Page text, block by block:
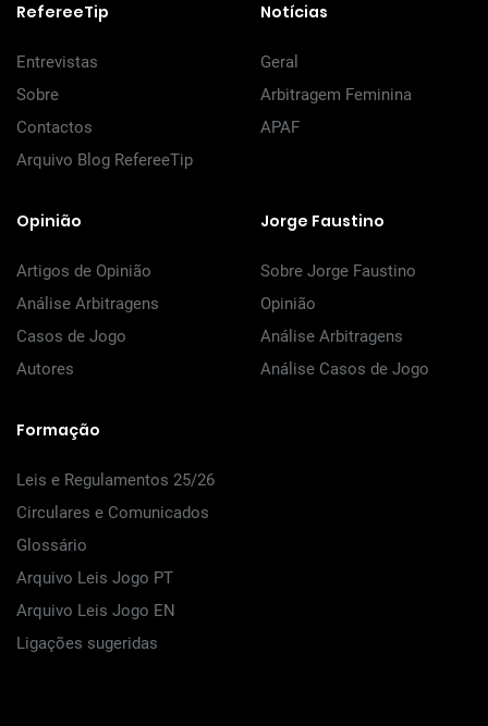
RefereeTip
Entrevistas
Sobre
Contactos
Arquivo Blog RefereeTip
Notícias
Geral
Arbitragem Feminina
APAF
Opinião
Artigos de Opinião
Análise Arbitragens
Casos de Jogo
Autores
Jorge Faustino
Sobre Jorge Faustino
Opinião
Análise Arbitragens
Análise Casos de Jogo
Formação
Leis e Regulamentos 25/26
Circulares e Comunicados
Glossário
Arquivo Leis Jogo PT
Arquivo Leis Jogo EN
Ligações sugeridas